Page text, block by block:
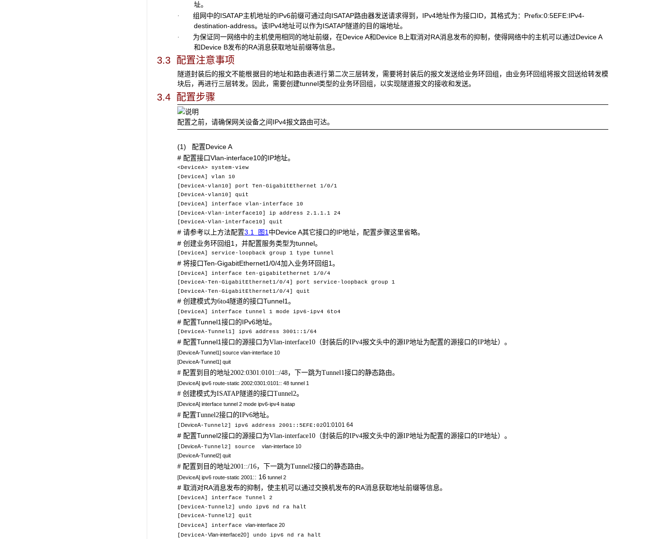
址。
· 组网中的ISATAP主机地址的IPv6前缀可通过向ISATAP路由器发送请求得到，IPv4地址作为接口ID，其格式为： Prefix:0:5EFE:IPv4-
destination-address。该IPv4地址可以作为ISATAP隧道的目的端地址。
· 为保证同一网络中的主机使用相同的地址前缀，在Device A和Device B上取消对RA消息发布的抑制，使得网络中的主机可以通过Device A
和Device B发布的RA消息获取地址前缀等信息。
3.3 配置注意事项
隧道封装后的报文不能根据目的地址和路由表进行第二次三层转发，需要将封装后的报文发送给业务环回组，由业务环回组将报文回送给转发模
块后，再进行三层转发。因此，需要创建tunnel类型的业务环回组，以实现隧道报文的接收和发送。
3.4 配置步骤
配置之前，请确保网关设备之间IPv4报文路由可达。
(1)
配置Device A
# 配置接口Vlan-interface10的IP地址。
<DeviceA> system-view
[DeviceA] vlan 10
[DeviceA-vlan10] port Ten-GigabitEthernet 1/0/1
[DeviceA-vlan10] quit
[DeviceA] interface vlan-interface 10
[DeviceA-Vlan-interface10] ip address 2.1.1.1 24
[DeviceA-Vlan-interface10] quit
# 请参考以上方法配置3.1 图1 中Device A其它接口的IP地址，配置步骤这里省略。
# 创建业务环回组1，并配置服务类型为tunnel。
[DeviceA] service-loopback group 1 type tunnel
# 将接口Ten-GigabitEthernet1/0/4加入业务环回组1。
[DeviceA] interface ten-gigabitethernet 1/0/4
[DeviceA-Ten-GigabitEthernet1/0/4] port service-loopback group 1
[DeviceA-Ten-GigabitEthernet1/0/4] quit
# 创建模式为6to4隧道的接口Tunnel1。
[DeviceA] interface tunnel 1 mode ipv6-ipv4 6to4
# 配置Tunnel1接口的IPv6地址。
[DeviceA-Tunnel1] ipv6 address 3001::1/64
# 配置Tunnel1接口的源接口为Vlan-interface10（封装后的IPv4报文头中的源IP地址为配置的源接口的IP地址）。
[DeviceA-Tunnel1] source vlan-interface 10
[DeviceA-Tunnel1] quit
# 配置到目的地址2002:0301:0101::/48，下一跳为Tunnel1接口的静态路由。
[DeviceA] ipv6 route-static 2002:0301:0101:: 48 tunnel 1
# 创建模式为ISATAP隧道的接口Tunnel2。
[DeviceA] interface tunnel 2 mode ipv6-ipv4 isatap
# 配置Tunnel2接口的IPv6地址。
DeviceA-Tunnel2] ipv6 address 2001::5EFE:0201:0101 64
# 配置Tunnel2接口的源接口为Vlan-interface10（封装后的IPv4报文头中的源IP地址为配置的源接口的IP地址）。
[DeviceA-Tunnel2] source vlan-interface 10
[DeviceA-Tunnel2] quit
# 配置到目的地址2001::/16，下一跳为Tunnel2接口的静态路由。
[DeviceA] ipv6 route-static 2001 :: 16 tunnel2
# 取消对RA消息发布的抑制，使主机可以通过交换机发布的RA消息获取地址前缀等信息。
[DeviceA] interface Tunnel 2
[DeviceA-Tunnel2] undo ipv6 nd ra halt
[DeviceA-Tunnel2] quit
[DeviceA] interface vlan-interface 20
[DeviceA-Vlan-interface20] undo ipv6 nd ra halt